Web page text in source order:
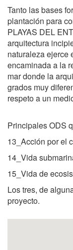
Tanto las bases
plantación para
PLAYAS DEL
arquitectura
naturaleza ejerce
encaminada a la
mar donde la
grados muy
respeto a un
Principales ODS
13_Acción por el
14_Vida
15_Vida de
Los tres, de
proyecto.